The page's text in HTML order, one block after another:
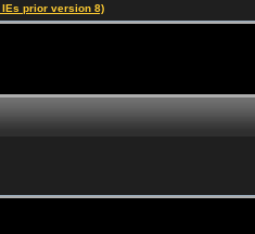
IEs prior version 8)